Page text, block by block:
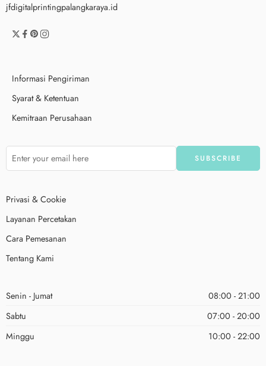
jfdigitalprintingpalangkaraya.id
Informasi Pengiriman
Syarat & Ketentuan
Kemitraan Perusahaan
Privasi & Cookie
Layanan Percetakan
Cara Pemesanan
Tentang Kami
Senin - Jumat
08:00 - 21:00
Sabtu
07:00 - 20:00
Minggu
10:00 - 22:00